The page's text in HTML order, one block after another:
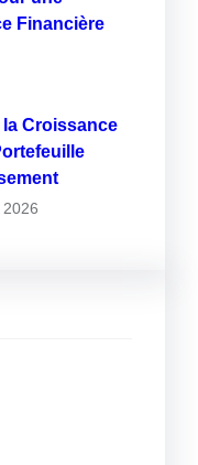
Financière
Croissance
2026